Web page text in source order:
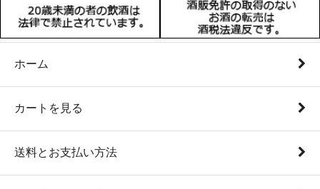
ホーム
カートを見る
送料とお支払い方法